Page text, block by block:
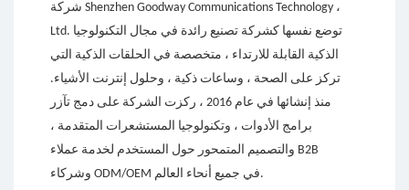
شركة Shenzhen Goodway Communications Technology ،
Ltd. توضع نفسها كشركة تصنيع رائدة في مجال التكنولوجيا
الذكية القابلة للارتداء ، متخصصة في الحلقات الذكية التي
تركز على الصحة ، وساعات ذكية ، وحلول إنترنت الأشياء.
منذ إنشائها في عام 2016 ، ركزت الشركة على دمج تآزر
برامج الأدوات ، وتكنولوجيا المستشعرات المتقدمة ،
والتصميم المتمحور حول المستخدم لخدمة عملاء B2B
وشركاء ODM/OEM في جميع أنحاء العالم.